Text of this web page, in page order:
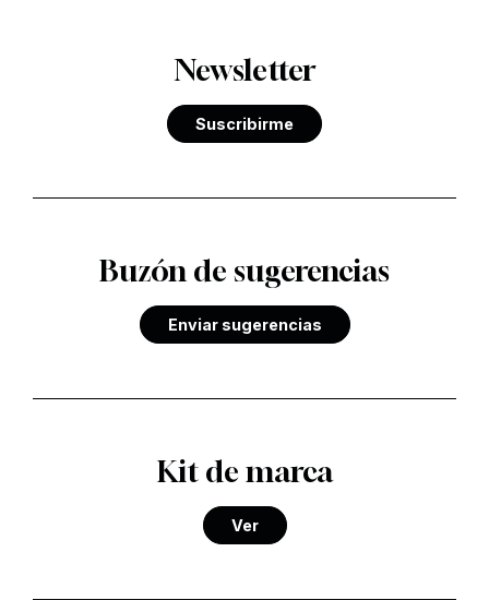
Newsletter
Suscribirme
Buzón de sugerencias
Enviar sugerencias
Kit de marca
Ver